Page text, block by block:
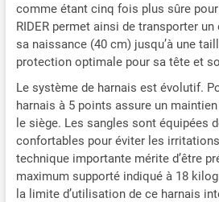
comme étant cinq fois plus sûre
RIDER permet ainsi de transporter
sa naissance (40 cm) jusqu’à une
protection optimale pour sa tête et
Le système de harnais est évolutif.
harnais à 5 points assure un
le siège. Les sangles sont équipées
confortables pour éviter les
technique importante mérite d’être
maximum supporté indiqué à 18
la limite d’utilisation de ce harnais